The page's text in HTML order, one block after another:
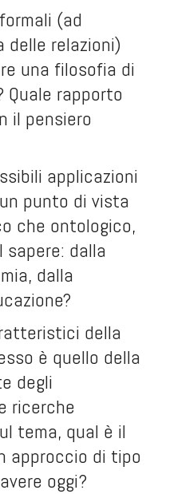
(ad
delle relazioni)
una filosofia di
Quale rapporto
il pensiero
applicazioni
punto di vista
che ontologico,
sapere: dalla
dalla
della
è quello della
degli
ricerche
tema, qual è il
approccio di tipo
oggi?